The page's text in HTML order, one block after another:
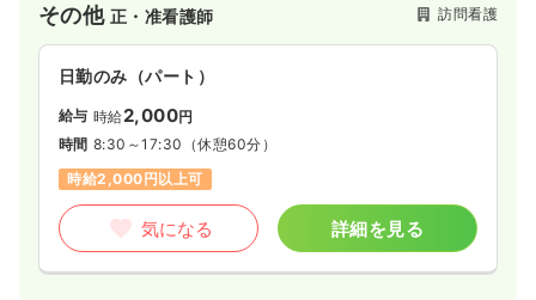
その他 正・准看護師 訪問看護
日勤のみ（パート）
給与 時給2,000円
時間 8:30～17:30 （休憩60分）
時給2,000円以上可
気になる 詳細を見る